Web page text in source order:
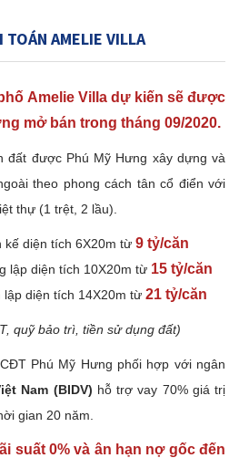
AMELIE VILLA
Amelie Villa dự kiến sẽ được
mở bán trong tháng 09/2020.
đất được Phú Mỹ Hưng xây dựng và
theo phong cách tân cổ điển với
thự (1 trệt, 2 lầu).
kế diện tích 6X20m từ 9 tỷ/căn
lập diện tích 10X20m từ 15 tỷ/căn
diện tích 14X20m từ 21 tỷ/căn
quỹ bảo trì, tiền sử dụng đất)
Phú Mỹ Hưng phối hợp với ngân
Nam (BIDV) hỗ trợ vay 70% giá trị
gian 20 năm.
suất 0% và ân hạn nợ gốc đến